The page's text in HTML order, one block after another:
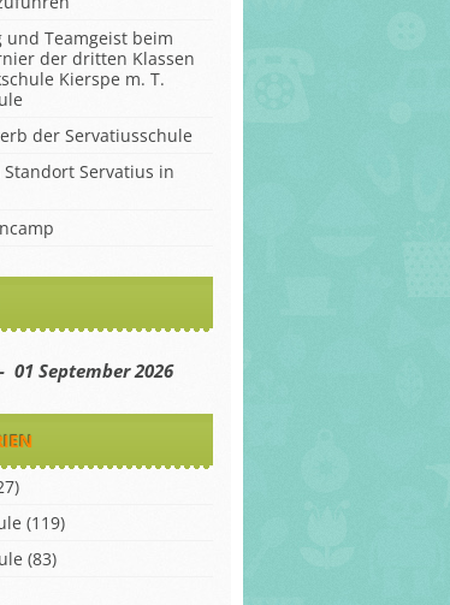
und Teamgeist beim
der dritten Klassen
Kierspe m. T.
der Servatiusschule
Servatius in
01 September 2026
(119)
(83)